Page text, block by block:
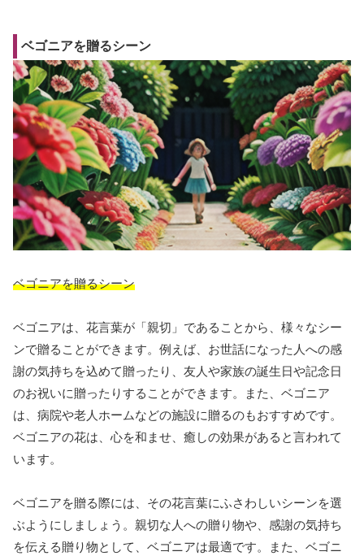
ベゴニアを贈るシーン
ベゴニアを贈るシーン
ベゴニアは、花言葉が「親切」であることから、様々なシー
ンで贈ることができます。例えば、お世話になった人への感
謝の気持ちを込めて贈ったり、友人や家族の誕生日や記念日
のお祝いに贈ったりすることができます。また、ベゴニア
は、病院や老人ホームなどの施設に贈るのもおすすめです。
ベゴニアの花は、心を和ませ、癒しの効果があると言われて
います。
ベゴニアを贈る際には、その花言葉にふさわしいシーンを選
ぶようにしましょう。親切な人への贈り物や、感謝の気持ち
を伝える贈り物として、ベゴニアは最適です。また、ベゴニ